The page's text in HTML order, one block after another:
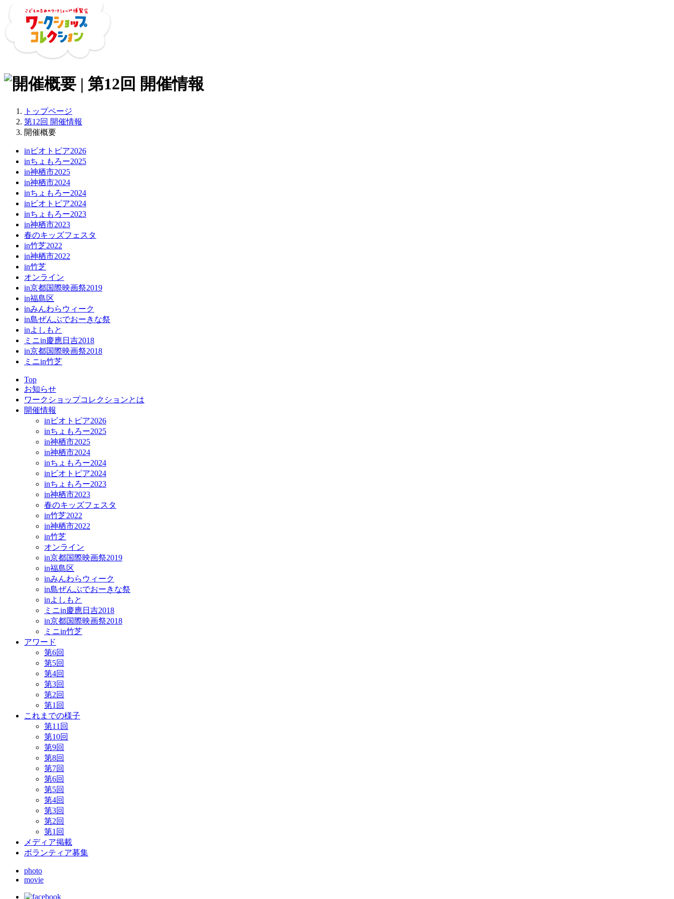
トップページ
第12回 開催情報
開催概要
inビオトピア2026
inちょもろー2025
in神栖市2025
in神栖市2024
inちょもろー2024
inビオトピア2024
inちょもろー2023
in神栖市2023
春のキッズフェスタ
in竹芝2022
in神栖市2022
in竹芝
オンライン
in京都国際映画祭2019
in福島区
inみんわらウィーク
in島ぜんぶでおーきな祭
inよしもと
ミニin慶應日吉2018
in京都国際映画祭2018
ミニin竹芝
Top
お知らせ
ワークショップコレクションとは
開催情報
inビオトピア2026
inちょもろー2025
in神栖市2025
in神栖市2024
inちょもろー2024
inビオトピア2024
inちょもろー2023
in神栖市2023
春のキッズフェスタ
in竹芝2022
in神栖市2022
in竹芝
オンライン
in京都国際映画祭2019
in福島区
inみんわらウィーク
in島ぜんぶでおーきな祭
inよしもと
ミニin慶應日吉2018
in京都国際映画祭2018
ミニin竹芝
アワード
第6回
第5回
第4回
第3回
第2回
第1回
これまでの様子
第11回
第10回
第9回
第8回
第7回
第6回
第5回
第4回
第3回
第2回
第1回
メディア掲載
ボランティア募集
photo
movie